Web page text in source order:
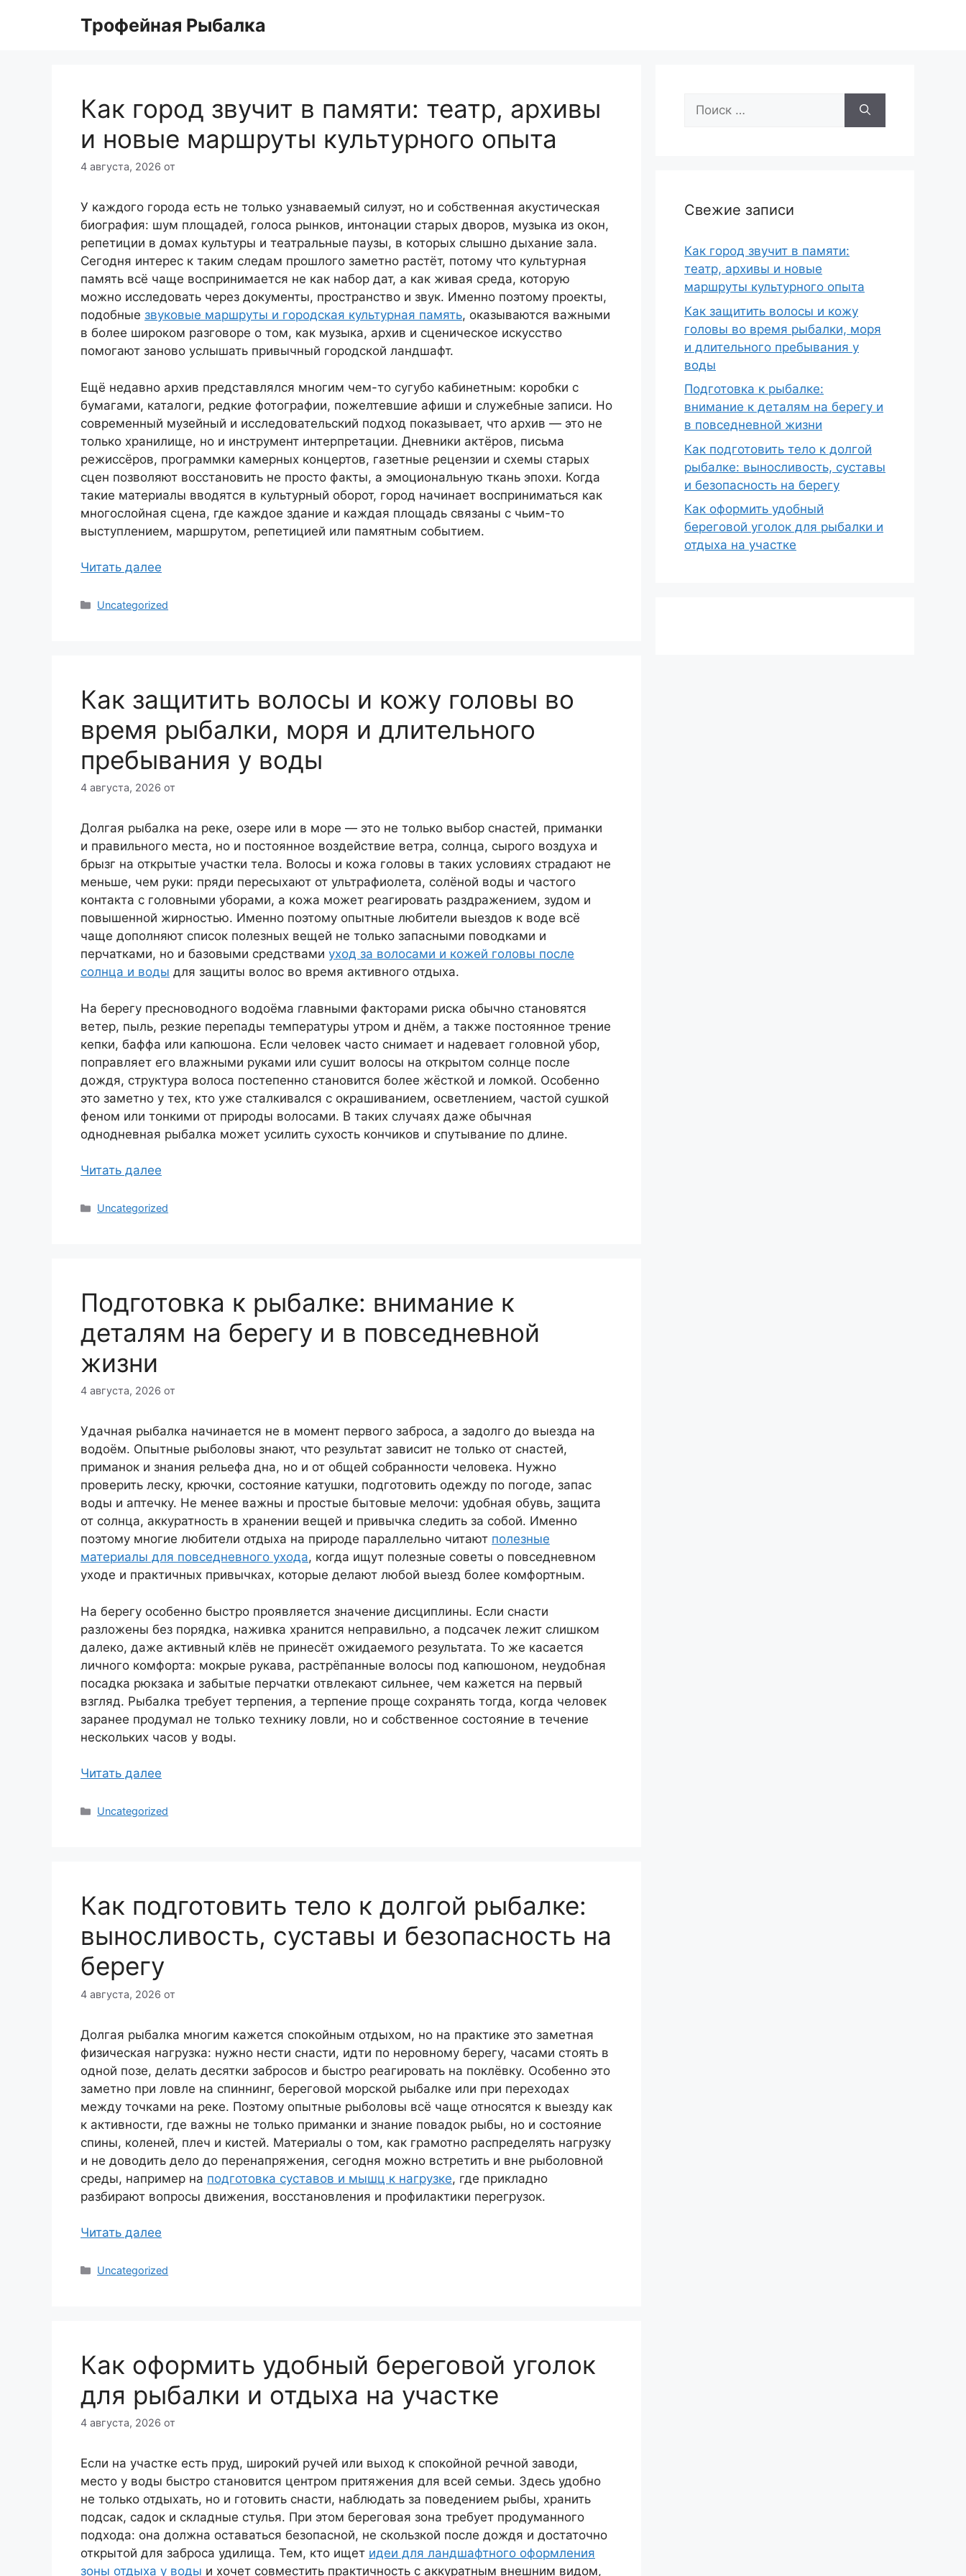
Трофейная Рыбалка
Как город звучит в памяти: театр, архивы
и новые маршруты культурного опыта
4 августа, 2026 от
У каждого города есть не только узнаваемый силуэт, но и собственная акустическая
биография: шум площадей, голоса рынков, интонации старых дворов, музыка из окон,
репетиции в домах культуры и театральные паузы, в которых слышно дыхание зала.
Сегодня интерес к таким следам прошлого заметно растёт, потому что культурная
память всё чаще воспринимается не как набор дат, а как живая среда, которую
можно исследовать через документы, пространство и звук. Именно поэтому проекты,
подобные звуковые маршруты и городская культурная память, оказываются важными
в более широком разговоре о том, как музыка, архив и сценическое искусство
помогают заново услышать привычный городской ландшафт.
Ещё недавно архив представлялся многим чем-то сугубо кабинетным: коробки с
бумагами, каталоги, редкие фотографии, пожелтевшие афиши и служебные записи. Но
современный музейный и исследовательский подход показывает, что архив — это не
только хранилище, но и инструмент интерпретации. Дневники актёров, письма
режиссёров, программки камерных концертов, газетные рецензии и схемы старых
сцен позволяют восстановить не просто факты, а эмоциональную ткань эпохи. Когда
такие материалы вводятся в культурный оборот, город начинает восприниматься как
многослойная сцена, где каждое здание и каждая площадь связаны с чьим-то
выступлением, маршрутом, репетицией или памятным событием.
Читать далее
Рубрики
Uncategorized
Как защитить волосы и кожу головы во
время рыбалки, моря и длительного
пребывания у воды
4 августа, 2026 от
Долгая рыбалка на реке, озере или в море — это не только выбор снастей, приманки
и правильного места, но и постоянное воздействие ветра, солнца, сырого воздуха и
брызг на открытые участки тела. Волосы и кожа головы в таких условиях страдают не
меньше, чем руки: пряди пересыхают от ультрафиолета, солёной воды и частого
контакта с головными уборами, а кожа может реагировать раздражением, зудом и
повышенной жирностью. Именно поэтому опытные любители выездов к воде всё
чаще дополняют список полезных вещей не только запасными поводками и
перчатками, но и базовыми средствами уход за волосами и кожей головы после
солнца и воды для защиты волос во время активного отдыха.
На берегу пресноводного водоёма главными факторами риска обычно становятся
ветер, пыль, резкие перепады температуры утром и днём, а также постоянное трение
кепки, баффа или капюшона. Если человек часто снимает и надевает головной убор,
поправляет его влажными руками или сушит волосы на открытом солнце после
дождя, структура волоса постепенно становится более жёсткой и ломкой. Особенно
это заметно у тех, кто уже сталкивался с окрашиванием, осветлением, частой сушкой
феном или тонкими от природы волосами. В таких случаях даже обычная
однодневная рыбалка может усилить сухость кончиков и спутывание по длине.
Читать далее
Рубрики
Uncategorized
Подготовка к рыбалке: внимание к
деталям на берегу и в повседневной
жизни
4 августа, 2026 от
Удачная рыбалка начинается не в момент первого заброса, а задолго до выезда на
водоём. Опытные рыболовы знают, что результат зависит не только от снастей,
приманок и знания рельефа дна, но и от общей собранности человека. Нужно
проверить леску, крючки, состояние катушки, подготовить одежду по погоде, запас
воды и аптечку. Не менее важны и простые бытовые мелочи: удобная обувь, защита
от солнца, аккуратность в хранении вещей и привычка следить за собой. Именно
поэтому многие любители отдыха на природе параллельно читают полезные
материалы для повседневного ухода, когда ищут полезные советы о повседневном
уходе и практичных привычках, которые делают любой выезд более комфортным.
На берегу особенно быстро проявляется значение дисциплины. Если снасти
разложены без порядка, наживка хранится неправильно, а подсачек лежит слишком
далеко, даже активный клёв не принесёт ожидаемого результата. То же касается
личного комфорта: мокрые рукава, растрёпанные волосы под капюшоном, неудобная
посадка рюкзака и забытые перчатки отвлекают сильнее, чем кажется на первый
взгляд. Рыбалка требует терпения, а терпение проще сохранять тогда, когда человек
заранее продумал не только технику ловли, но и собственное состояние в течение
нескольких часов у воды.
Читать далее
Рубрики
Uncategorized
Как подготовить тело к долгой рыбалке:
выносливость, суставы и безопасность на
берегу
4 августа, 2026 от
Долгая рыбалка многим кажется спокойным отдыхом, но на практике это заметная
физическая нагрузка: нужно нести снасти, идти по неровному берегу, часами стоять в
одной позе, делать десятки забросов и быстро реагировать на поклёвку. Особенно это
заметно при ловле на спиннинг, береговой морской рыбалке или при переходах
между точками на реке. Поэтому опытные рыболовы всё чаще относятся к выезду как
к активности, где важны не только приманки и знание повадок рыбы, но и состояние
спины, коленей, плеч и кистей. Материалы о том, как грамотно распределять нагрузку
и не доводить дело до перенапряжения, сегодня можно встретить и вне рыболовной
среды, например на подготовка суставов и мышц к нагрузке, где прикладно
разбирают вопросы движения, восстановления и профилактики перегрузок.
Читать далее
Рубрики
Uncategorized
Как оформить удобный береговой уголок
для рыбалки и отдыха на участке
4 августа, 2026 от
Если на участке есть пруд, широкий ручей или выход к спокойной речной заводи,
место у воды быстро становится центром притяжения для всей семьи. Здесь удобно
не только отдыхать, но и готовить снасти, наблюдать за поведением рыбы, хранить
подсак, садок и складные стулья. При этом береговая зона требует продуманного
подхода: она должна оставаться безопасной, не скользкой после дождя и достаточно
открытой для заброса удилища. Тем, кто ищет идеи для ландшафтного оформления
зоны отдыха у воды и хочет совместить практичность с аккуратным внешним видом,
Поиск:
Свежие записи
Как город звучит в памяти:
театр, архивы и новые
маршруты культурного опыта
Как защитить волосы и кожу
головы во время рыбалки, моря
и длительного пребывания у
воды
Подготовка к рыбалке:
внимание к деталям на берегу и
в повседневной жизни
Как подготовить тело к долгой
рыбалке: выносливость, суставы
и безопасность на берегу
Как оформить удобный
береговой уголок для рыбалки и
отдыха на участке